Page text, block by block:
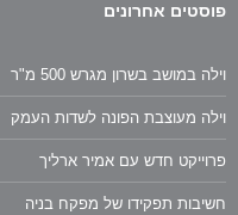
פוסטים אחרונים
וילה במושב בשרון מגרש 500 מ"ר
וילה מעוצבת הפונה לשדות העמק
פרוייקט חדש עם אמיר ארליך
חשיבות תפקידו של מפקח בניה